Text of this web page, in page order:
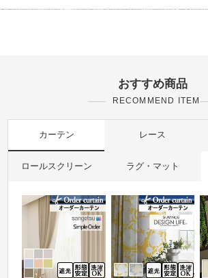
おすすめ商品
RECOMMEND ITEM
カーテン レース
ロールスクリーン ラグ・マット